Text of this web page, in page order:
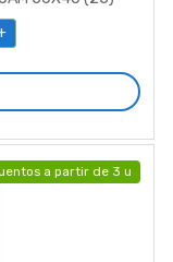
a partir de 3 u